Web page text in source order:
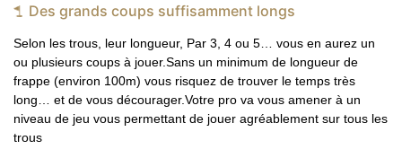
Des grands coups suffisamment longs
Selon les trous, leur longueur, Par 3, 4 ou 5… vous en aurez un
ou plusieurs coups à jouer.Sans un minimum de longueur de
frappe (environ 100m) vous risquez de trouver le temps très
long… et de vous décourager.Votre pro va vous amener à un
niveau de jeu vous permettant de jouer agréablement sur tous les
trous